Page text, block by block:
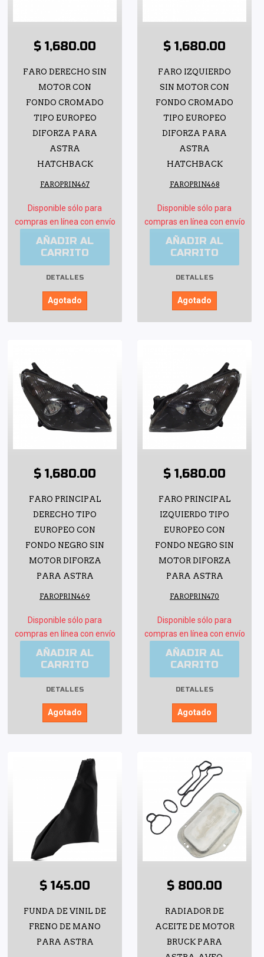
$ 1,680.00
FARO DERECHO SIN
MOTOR CON
FONDO CROMADO
TIPO EUROPEO
DIFORZA PARA
ASTRA
HATCHBACK
FAROPRIN467
Disponible sólo para
compras en línea con envío
AÑADIR AL
CARRITO
DETALLES
Agotado
$ 1,680.00
FARO IZQUIERDO
SIN MOTOR CON
FONDO CROMADO
TIPO EUROPEO
DIFORZA PARA
ASTRA
HATCHBACK
FAROPRIN468
Disponible sólo para
compras en línea con envío
AÑADIR AL
CARRITO
DETALLES
Agotado
$ 1,680.00
FARO PRINCIPAL
DERECHO TIPO
EUROPEO CON
FONDO NEGRO SIN
MOTOR DIFORZA
PARA ASTRA
FAROPRIN469
Disponible sólo para
compras en línea con envío
AÑADIR AL
CARRITO
DETALLES
Agotado
$ 1,680.00
FARO PRINCIPAL
IZQUIERDO TIPO
EUROPEO CON
FONDO NEGRO SIN
MOTOR DIFORZA
PARA ASTRA
FAROPRIN470
Disponible sólo para
compras en línea con envío
AÑADIR AL
CARRITO
DETALLES
Agotado
$ 145.00
FUNDA DE VINIL DE
FRENO DE MANO
PARA ASTRA
$ 800.00
RADIADOR DE
ACEITE DE MOTOR
BRUCK PARA